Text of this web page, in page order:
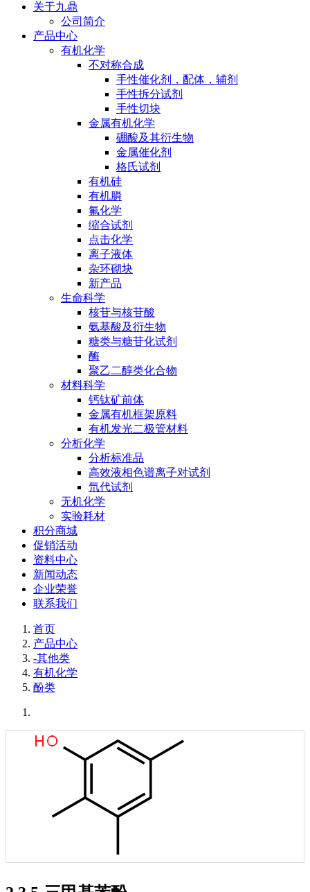
关于九鼎
公司简介
产品中心
有机化学
不对称合成
手性催化剂，配体，辅剂
手性拆分试剂
手性切块
金属有机化学
硼酸及其衍生物
金属催化剂
格氏试剂
有机硅
有机膦
氟化学
缩合试剂
点击化学
离子液体
杂环砌块
新产品
生命科学
核苷与核苷酸
氨基酸及衍生物
糖类与糖苷化试剂
酶
聚乙二醇类化合物
材料科学
钙钛矿前体
金属有机框架原料
有机发光二极管材料
分析化学
分析标准品
高效液相色谱离子对试剂
氘代试剂
无机化学
实验耗材
积分商城
促销活动
资料中心
新闻动态
企业荣誉
联系我们
首页
产品中心
-其他类
有机化学
酚类